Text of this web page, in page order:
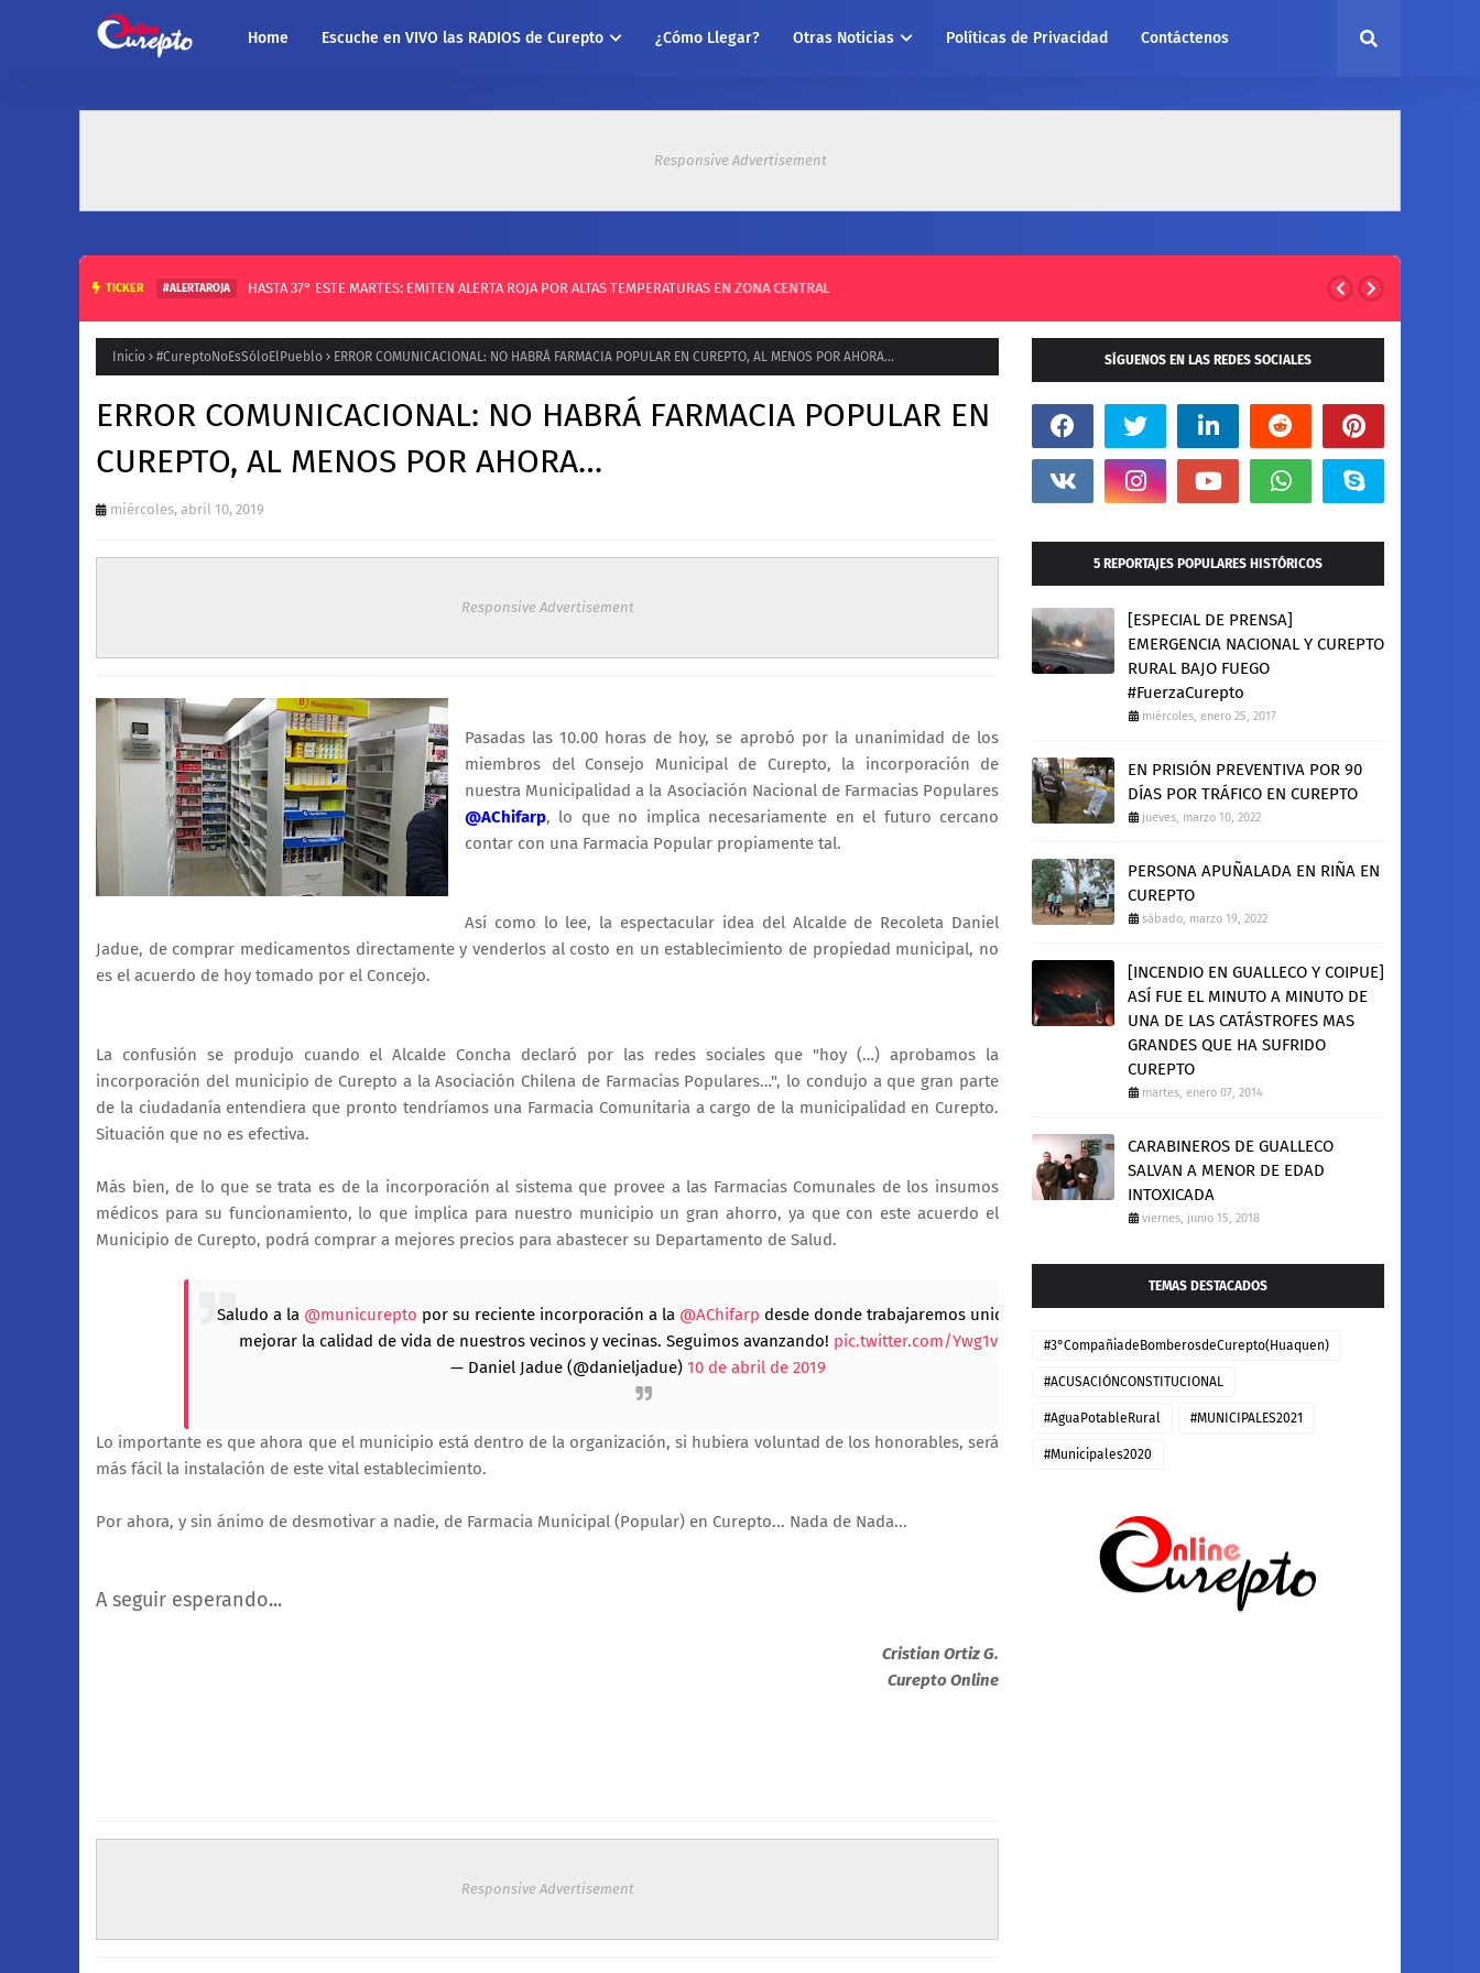
Home Escuche en VIVO las RADIOS de Curepto ¿Cómo Llegar? Otras Noticias Políticas de Privacidad Contáctenos
Responsive Advertisement
TICKER #ALERTAROJA HASTA 37° ESTE MARTES: EMITEN ALERTA ROJA POR ALTAS TEMPERATURAS EN ZONA CENTRAL
Inicio #CureptoNoEsSóloElPueblo ERROR COMUNICACIONAL: NO HABRÁ FARMACIA POPULAR EN CUREPTO, AL MENOS POR AHORA…
ERROR COMUNICACIONAL: NO HABRÁ FARMACIA POPULAR EN
CUREPTO, AL MENOS POR AHORA…
miércoles, abril 10, 2019
Responsive Advertisement
Pasadas las 10.00 horas de hoy, se aprobó por la unanimidad de los
miembros del Consejo Municipal de Curepto, la incorporación de
nuestra Municipalidad a la Asociación Nacional de Farmacias Populares
@AChifarp, lo que no implica necesariamente en el futuro cercano
contar con una Farmacia Popular propiamente tal.
Así como lo lee, la espectacular idea del Alcalde de Recoleta Daniel
Jadue, de comprar medicamentos directamente y venderlos al costo en un establecimiento de propiedad municipal, no
es el acuerdo de hoy tomado por el Concejo.
La confusión se produjo cuando el Alcalde Concha declaró por las redes sociales que "hoy (…) aprobamos la
incorporación del municipio de Curepto a la Asociación Chilena de Farmacias Populares…", lo condujo a que gran parte
de la ciudadanía entendiera que pronto tendríamos una Farmacia Comunitaria a cargo de la municipalidad en Curepto.
Situación que no es efectiva.
Más bien, de lo que se trata es de la incorporación al sistema que provee a las Farmacias Comunales de los insumos
médicos para su funcionamiento, lo que implica para nuestro municipio un gran ahorro, ya que con este acuerdo el
Municipio de Curepto, podrá comprar a mejores precios para abastecer su Departamento de Salud.
Saludo a la @municurepto por su reciente incorporación a la @AChifarp desde donde trabajaremos unidos para
mejorar la calidad de vida de nuestros vecinos y vecinas. Seguimos avanzando! pic.twitter.com/Ywg1vIU3Yg
— Daniel Jadue (@danieljadue) 10 de abril de 2019
Lo importante es que ahora que el municipio está dentro de la organización, si hubiera voluntad de los honorables, será
más fácil la instalación de este vital establecimiento.
Por ahora, y sin ánimo de desmotivar a nadie, de Farmacia Municipal (Popular) en Curepto... Nada de Nada...
A seguir esperando...
Cristian Ortiz G.
Curepto Online
Responsive Advertisement
SÍGUENOS EN LAS REDES SOCIALES
5 REPORTAJES POPULARES HISTÓRICOS
[ESPECIAL DE PRENSA]
EMERGENCIA NACIONAL Y CUREPTO
RURAL BAJO FUEGO
#FuerzaCurepto
miércoles, enero 25, 2017
EN PRISIÓN PREVENTIVA POR 90
DÍAS POR TRÁFICO EN CUREPTO
jueves, marzo 10, 2022
PERSONA APUÑALADA EN RIÑA EN
CUREPTO
sábado, marzo 19, 2022
[INCENDIO EN GUALLECO Y COIPUE]
ASÍ FUE EL MINUTO A MINUTO DE
UNA DE LAS CATÁSTROFES MAS
GRANDES QUE HA SUFRIDO
CUREPTO
martes, enero 07, 2014
CARABINEROS DE GUALLECO
SALVAN A MENOR DE EDAD
INTOXICADA
viernes, junio 15, 2018
TEMAS DESTACADOS
#3°CompañiadeBomberosdeCurepto(Huaquen)
#ACUSACIÓNCONSTITUCIONAL
#AguaPotableRural #MUNICIPALES2021
#Municipales2020